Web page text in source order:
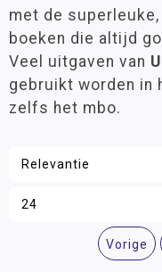
met de
boeken die altijd
Veel uitgaven van
gebruikt worden in
zelfs het mbo.
Vorige